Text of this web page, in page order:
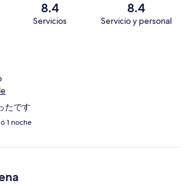
8.4
Servicios
8.4
Servicio y personal
たです
1 noche